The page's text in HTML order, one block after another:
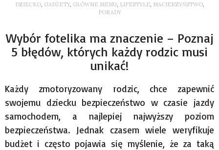
DZIECKO, GADŻETY, GŁÓWNE MENU, LIFESTYLE, MACIERZYŃSTWO,
PORADY
Wybór fotelika ma znaczenie – Poznaj
5 błędów, których każdy rodzic musi
unikać!
Każdy zmotoryzowany rodzic, chce zapewnić
swojemu dziecku bezpieczeństwo w czasie jazdy
samochodem, a najlepiej najwyższy poziom
bezpieczeństwa. Jednak czasem wiele weryfikuje
budżet i często pojawia się myślenie, że za taką